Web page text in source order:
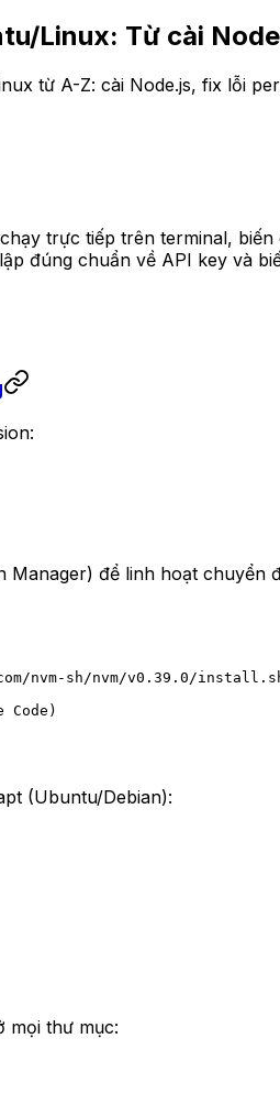
Linux: Từ cài
từ A-Z: cài Node.js, fix lỗi
trực tiếp trên terminal,
đúng chuẩn về API key và
Manager) để linh hoạt chuyển
nvm-sh/nvm/v0.39.0/
Code)
(Ubuntu/Debian):
mọi thư mục: